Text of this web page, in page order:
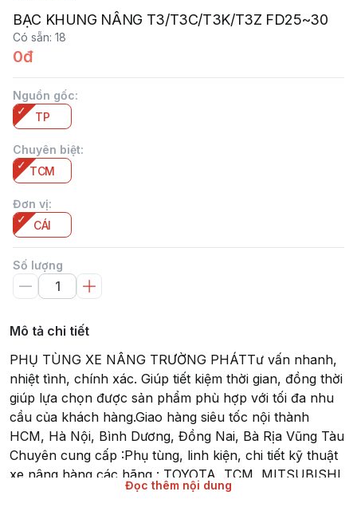
BẠC KHUNG NÂNG T3/T3C/T3K/T3Z FD25~30
Có sẵn: 18
0đ
Nguồn gốc:
TP
Chuyên biệt:
TCM
Đơn vị:
CÁI
Số lượng
Mô tả chi tiết
PHỤ TÙNG XE NÂNG TRƯỜNG PHÁTTư vấn nhanh,
nhiệt tình, chính xác. Giúp tiết kiệm thời gian, đồng thời
giúp lựa chọn được sản phẩm phù hợp với tối đa nhu
cầu của khách hàng.Giao hàng siêu tốc nội thành
HCM, Hà Nội, Bình Dương, Đồng Nai, Bà Rịa Vũng Tàu
Chuyên cung cấp :Phụ tùng, linh kiện, chi tiết kỹ thuật
xe nâng hàng các hãng : TOYOTA, TCM, MITSUBISHI,
KOMAT'SU, HELI, HANGCHA, YALE, SUMITOMO, EP,
Đọc thêm nội dung